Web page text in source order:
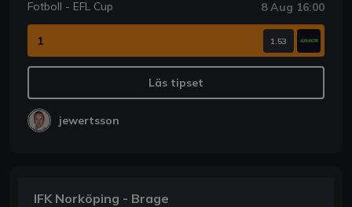
Fotboll - EFL Cup 8 Aug 16:00
1 1.53
Läs tipset
jewertsson
IFK Norköping - Brage